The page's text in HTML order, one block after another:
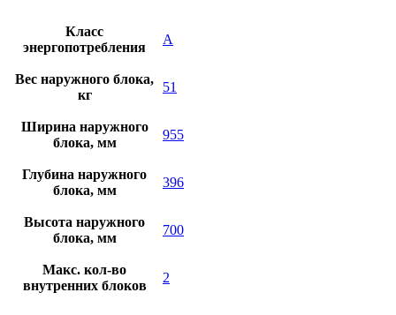
Класс
энергопотребления
A
Вес наружного блока,
кг
51
Ширина наружного
блока, мм
955
Глубина наружного
блока, мм
396
Высота наружного
блока, мм
700
Макс. кол-во
внутренних блоков
2